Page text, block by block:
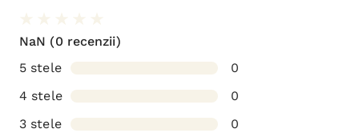
NaN (0 recenzii)
5 stele
0
4 stele
0
3 stele
0